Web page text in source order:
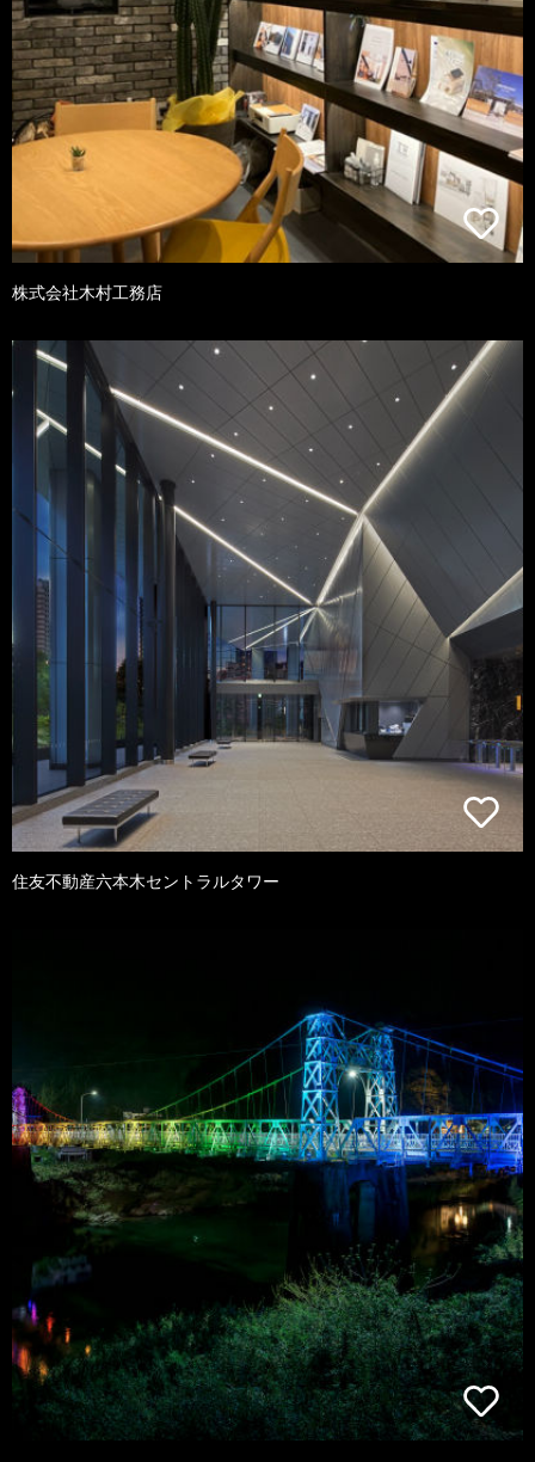
株式会社木村工務店
住友不動産六本木セントラルタワー